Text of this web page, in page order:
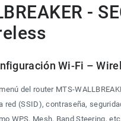
-
Wi-Fi –
del router MTS-
red (SSID), contraseña,
WPS, Mesh, Band Steering,